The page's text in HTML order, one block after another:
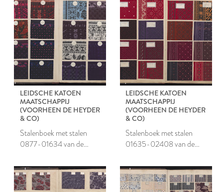
LEIDSCHE KATOEN
MAATSCHAPPIJ
(VOORHEEN DE HEYDER
& CO)
Stalenboek met stalen
0877-01634 van de
Maatschappij
LEIDSCHE KATOEN
MAATSCHAPPIJ
(VOORHEEN DE HEYDER
& CO)
Stalenboek met stalen
01635-02408 van de
Maatschappij